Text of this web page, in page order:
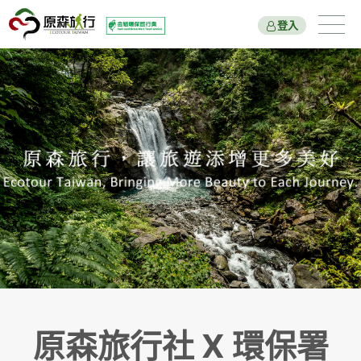
遊程總覽
旅遊主題
國家公園
新北市綠色旅遊
原森好報
關於我們
出團行程與報名
登入
原森旅行社 X 環保署